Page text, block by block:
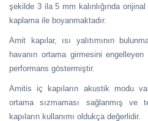
şekilde 3 ila 5 mm kalınlığında
kaplama ile boyanmaktadır.
Amit kapılar, ısı yalıtımının
havanın ortama girmesini
performans göstermiştir.
Amitis iç kapıların akustik modu
ortama sızmaması sağlanmış
kapıların kullanımı oldukça değerlidir.